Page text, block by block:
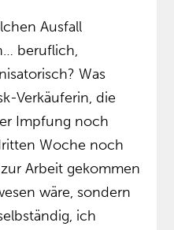
Ausfall
beruflich,
Was
Verkäuferin, die
Impfung noch
Woche noch
Arbeit gekommen
wäre, sondern
ich